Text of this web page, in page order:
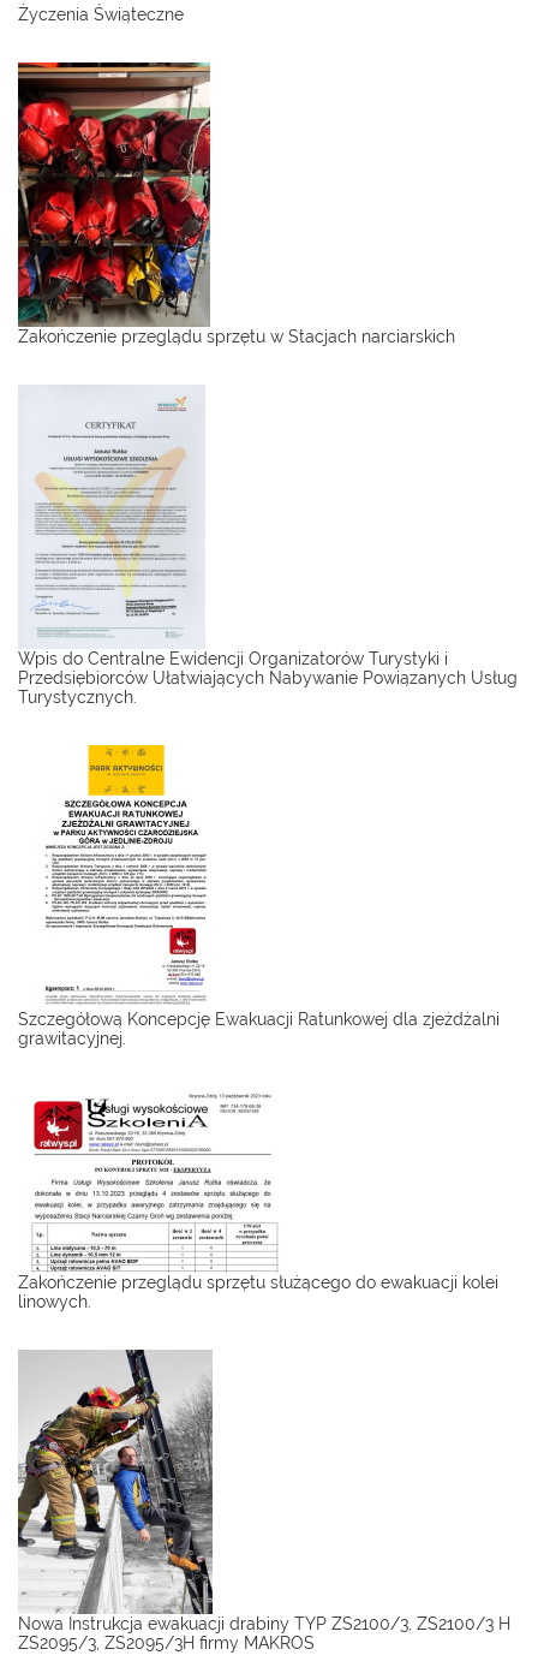
Życzenia Świąteczne
Zakończenie przeglądu sprzętu w Stacjach narciarskich
Wpis do Centralne Ewidencji Organizatorów Turystyki i
Przedsiębiorców Ułatwiających Nabywanie Powiązanych Usług
Turystycznych.
Szczegółową Koncepcję Ewakuacji Ratunkowej dla zjeżdżalni
grawitacyjnej.
Zakończenie przeglądu sprzętu służącego do ewakuacji kolei
linowych.
Nowa Instrukcja ewakuacji drabiny TYP ZS2100/3, ZS2100/3 H
ZS2095/3, ZS2095/3H firmy MAKROS